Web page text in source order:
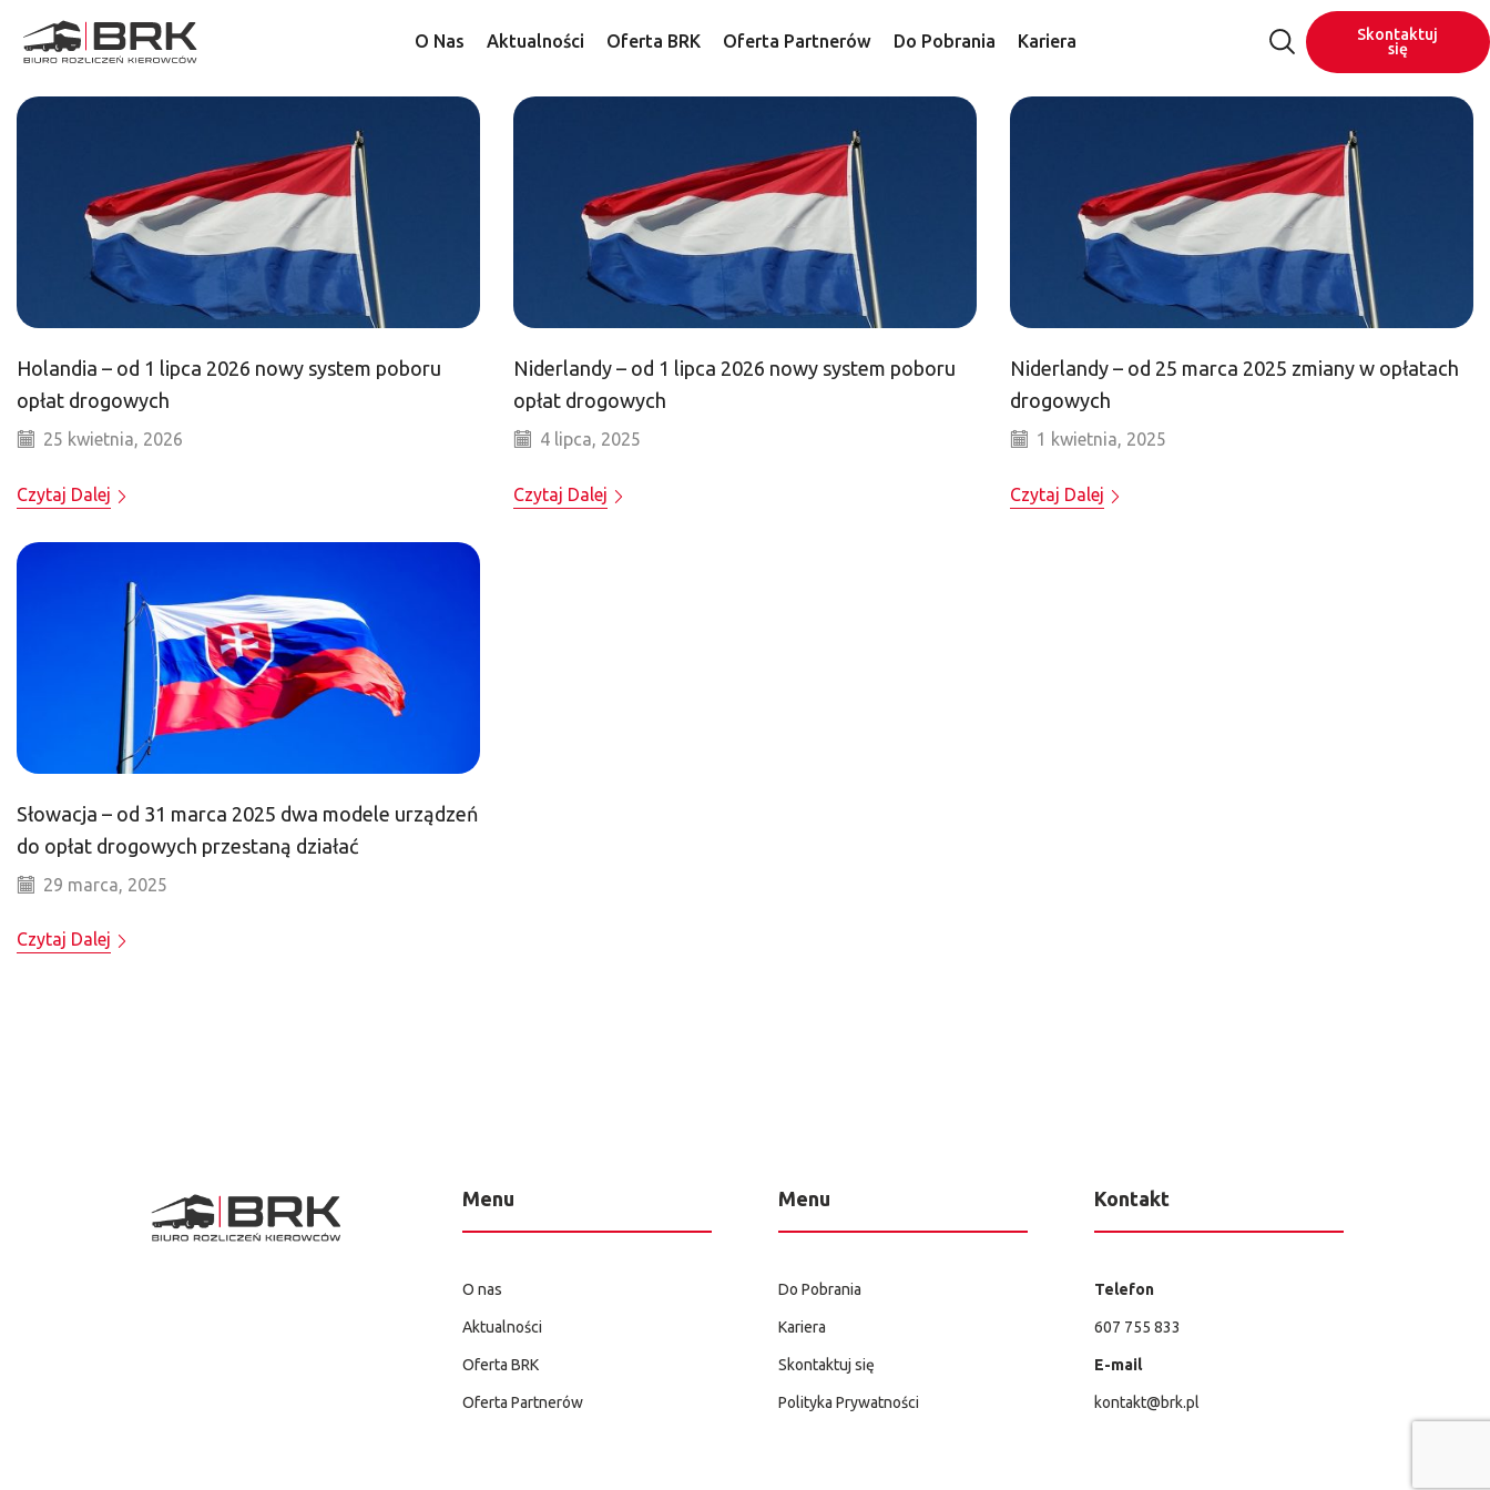
O Nas Aktualności Oferta BRK Oferta Partnerów Do Pobrania Kariera
Skontaktuj
się
Holandia – od 1 lipca 2026 nowy system poboru
opłat drogowych
25 kwietnia, 2026
Czytaj Dalej
Niderlandy – od 1 lipca 2026 nowy system poboru
opłat drogowych
4 lipca, 2025
Czytaj Dalej
Niderlandy – od 25 marca 2025 zmiany w opłatach
drogowych
1 kwietnia, 2025
Czytaj Dalej
Słowacja – od 31 marca 2025 dwa modele urządzeń
do opłat drogowych przestaną działać
29 marca, 2025
Czytaj Dalej
Menu
O nas
Aktualności
Oferta BRK
Oferta Partnerów
Menu
Do Pobrania
Kariera
Skontaktuj się
Polityka Prywatności
Kontakt
Telefon
607 755 833
E-mail
kontakt@brk.pl